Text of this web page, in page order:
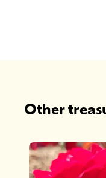
Other